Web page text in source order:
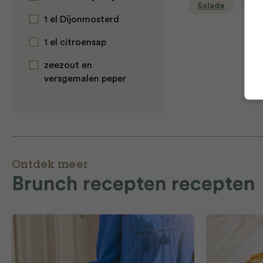
1 el Dijonmosterd
1 el citroensap
zeezout en
versgemalen peper
Salade
Ontdek meer
Brunch recepten recepten